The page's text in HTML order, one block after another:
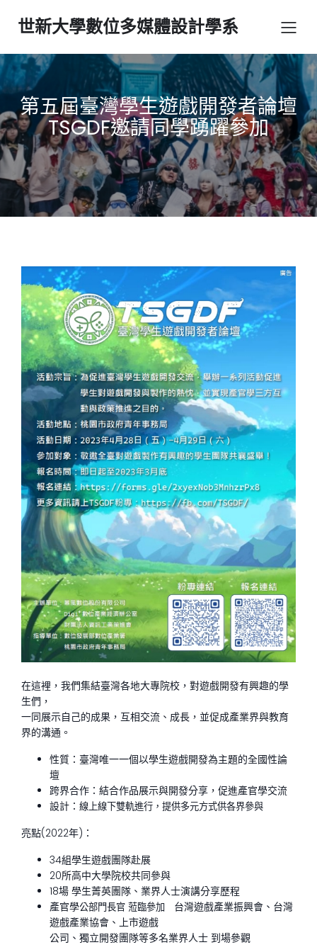
世新大學數位多媒體設計學系
第五屆臺灣學生遊戲開發者論壇
TSGDF邀請同學踴躍參加
在這裡，我們集結臺灣各地大專院校，對遊戲開發有興趣的學
生們，
一同展示自己的成果，互相交流、成長，並促成產業界與教育
界的溝通。
性質：臺灣唯一一個以學生遊戲開發為主題的全國性論
壇
跨界合作：結合作品展示與開發分享，促進產官學交流
設計： 線上線下雙軌進行，提供多元方式供各界參與
亮點(2022年)：
34組學生遊戲團隊赴展
20所高中大學院校共同參與
18場 學生菁英團隊、業界人士演講分享歷程
產官學公部門長官 蒞臨參加 台灣遊戲產業振興會、台灣
遊戲產業協會、上市遊戲
公司、獨立開發團隊等多名業界人士 到場參觀